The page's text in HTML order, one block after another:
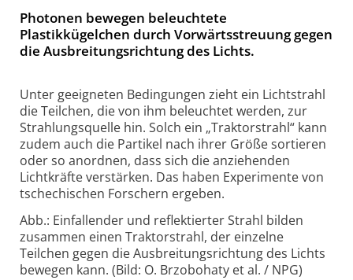
Photonen bewegen beleuchtete
Plastikkügelchen durch Vorwärtsstreuung gegen
die Ausbreitungsrichtung des Lichts.
Unter geeigneten Bedingungen zieht ein Lichtstrahl
die Teilchen, die von ihm beleuchtet werden, zur
Strahlungsquelle hin. Solch ein „Traktorstrahl“ kann
zudem auch die Partikel nach ihrer Größe sortieren
oder so anordnen, dass sich die anziehenden
Lichtkräfte verstärken. Das haben Experimente von
tschechischen Forschern ergeben.
Abb.: Einfallender und reflektierter Strahl bilden
zusammen einen Traktorstrahl, der einzelne
Teilchen gegen die Ausbreitungsrichtung des Lichts
bewegen kann. (Bild: O. Brzobohaty et al. / NPG)